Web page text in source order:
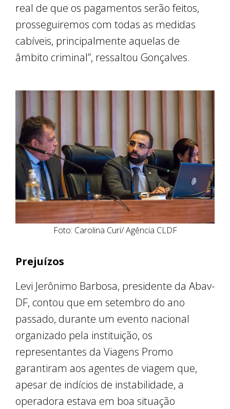
real de que os pagamentos serão feitos,
prosseguiremos com todas as medidas
cabíveis, principalmente aquelas de
âmbito criminal”, ressaltou Gonçalves.
Foto: Carolina Curi/ Agência CLDF
Prejuízos
Levi Jerônimo Barbosa, presidente da Abav-
DF, contou que em setembro do ano
passado, durante um evento nacional
organizado pela instituição, os
representantes da Viagens Promo
garantiram aos agentes de viagem que,
apesar de indícios de instabilidade, a
operadora estava em boa situação